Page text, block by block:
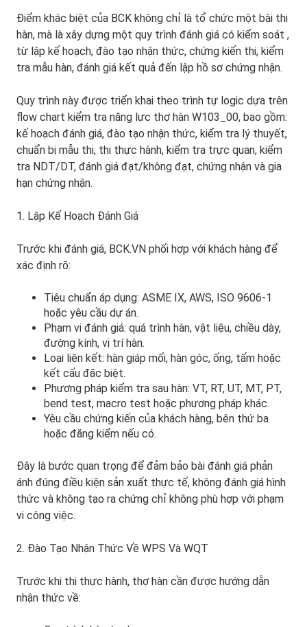
Điểm khác biệt của BCK không chỉ là tổ chức một bài thi
hàn, mà là xây dựng một quy trình đánh giá có kiểm soát ,
từ lập kế hoạch, đào tạo nhận thức, chứng kiến thi, kiểm
tra mẫu hàn, đánh giá kết quả đến lập hồ sơ chứng nhận.
Quy trình này được triển khai theo trình tự logic dựa trên
flow chart kiểm tra năng lực thợ hàn W103_00, bao gồm:
kế hoạch đánh giá, đào tạo nhận thức, kiểm tra lý thuyết,
chuẩn bị mẫu thi, thi thực hành, kiểm tra trực quan, kiểm
tra NDT/DT, đánh giá đạt/không đạt, chứng nhận và gia
hạn chứng nhận.
1. Lập Kế Hoạch Đánh Giá
Trước khi đánh giá, BCK.VN phối hợp với khách hàng để
xác định rõ:
Tiêu chuẩn áp dụng: ASME IX, AWS, ISO 9606-1
hoặc yêu cầu dự án.
Phạm vi đánh giá: quá trình hàn, vật liệu, chiều dày,
đường kính, vị trí hàn.
Loại liên kết: hàn giáp mối, hàn góc, ống, tấm hoặc
kết cấu đặc biệt.
Phương pháp kiểm tra sau hàn: VT, RT, UT, MT, PT,
bend test, macro test hoặc phương pháp khác.
Yêu cầu chứng kiến của khách hàng, bên thứ ba
hoặc đăng kiểm nếu có.
Đây là bước quan trọng để đảm bảo bài đánh giá phản
ánh đúng điều kiện sản xuất thực tế, không đánh giá hình
thức và không tạo ra chứng chỉ không phù hợp với phạm
vi công việc.
2. Đào Tạo Nhận Thức Về WPS Và WQT
Trước khi thi thực hành, thợ hàn cần được hướng dẫn
nhận thức về: